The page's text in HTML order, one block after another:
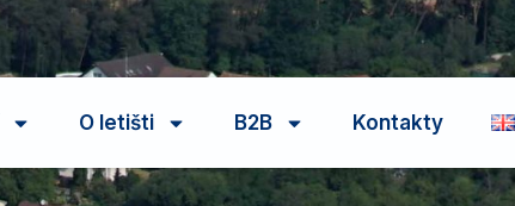
O letišti B2B Kontakty